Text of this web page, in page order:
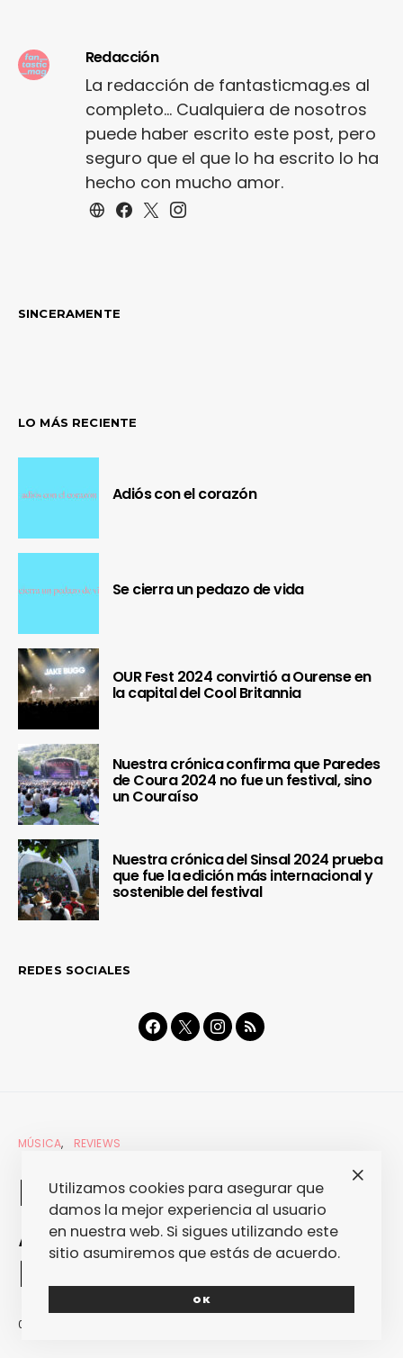
Redacción
La redacción de fantasticmag.es al
completo... Cualquiera de nosotros
puede haber escrito este post, pero
seguro que el que lo ha escrito lo ha
hecho con mucho amor.
SINCERAMENTE
LO MÁS RECIENTE
Adiós con el corazón
Se cierra un pedazo de vida
OUR Fest 2024 convirtió a Ourense en
la capital del Cool Britannia
Nuestra crónica confirma que Paredes
de Coura 2024 no fue un festival, sino
un Couraíso
Nuestra crónica del Sinsal 2024 prueba
que fue la edición más internacional y
sostenible del festival
REDES SOCIALES
MÚSICA REVIEWS
Deadmau5 – >
Album Title Goes
Here <
02/10/2012
Utilizamos cookies para asegurar que
damos la mejor experiencia al usuario
en nuestra web. Si sigues utilizando este
sitio asumiremos que estás de acuerdo.
OK